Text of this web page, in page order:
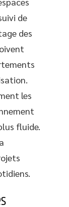
de
des
les
fluide.